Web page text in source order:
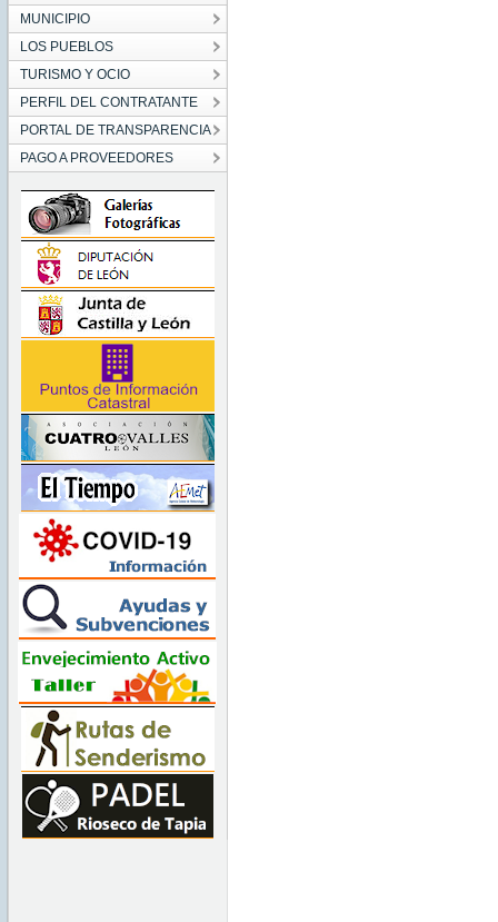
MUNICIPIO
LOS PUEBLOS
TURISMO Y OCIO
PERFIL DEL CONTRATANTE
PORTAL DE TRANSPARENCIA
PAGO A PROVEEDORES